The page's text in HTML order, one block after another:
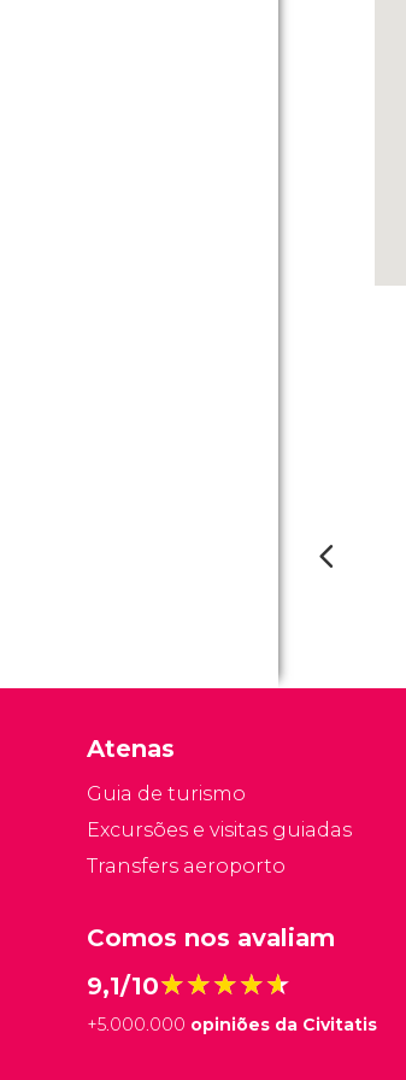
Atenas
Guia de turismo
Excursões e visitas guiadas
Transfers aeroporto
Comos nos avaliam
9,1/10★★★★★
★★★★★
+5.000.000 opiniões da Civitatis